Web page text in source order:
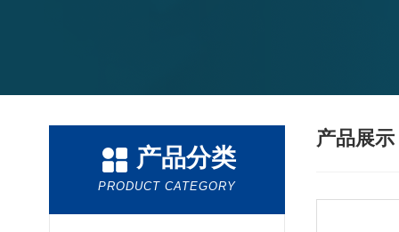
产品分类
PRODUCT CATEGORY
产品展示